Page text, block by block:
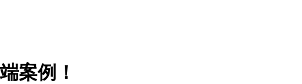
案例！